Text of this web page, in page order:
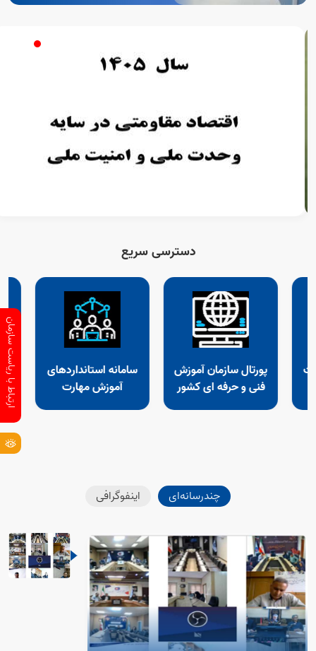
دسترسی سریع
پورتال سازمان آموزش
فنی و حرفه ای کشور
سامانه استانداردهای
آموزش مهارت
چندرسانه‌ای اینفوگرافی
ارتباط با ریاست سازمان